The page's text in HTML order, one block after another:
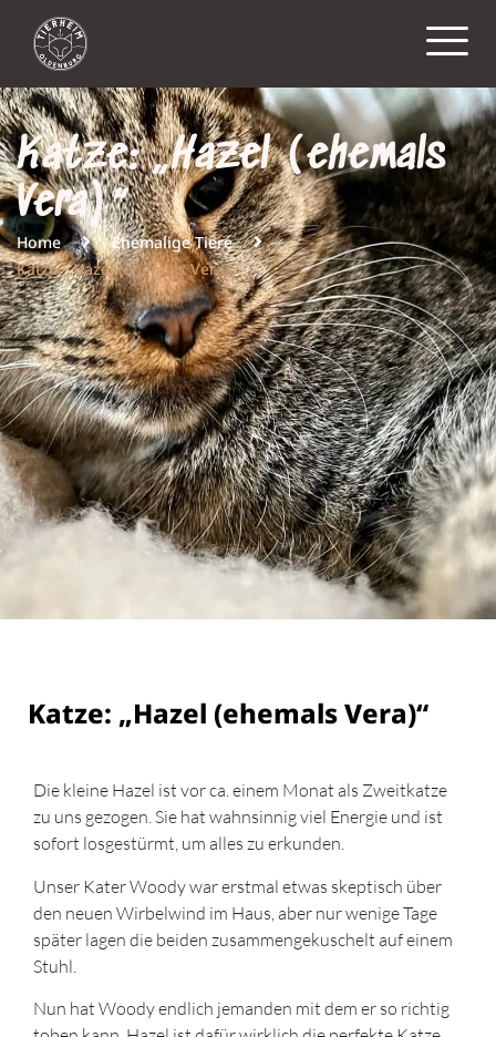
Katze: „Hazel (ehemals
Vera)“
Home
Ehemalige Tiere
Katze: „Hazel (ehemals Vera)“
Katze: „Hazel (ehemals Vera)“
Die kleine Hazel ist vor ca. einem Monat als Zweitkatze
zu uns gezogen. Sie hat wahnsinnig viel Energie und ist
sofort losgestürmt, um alles zu erkunden.
Unser Kater Woody war erstmal etwas skeptisch über
den neuen Wirbelwind im Haus, aber nur wenige Tage
später lagen die beiden zusammengekuschelt auf einem
Stuhl.
Nun hat Woody endlich jemanden mit dem er so richtig